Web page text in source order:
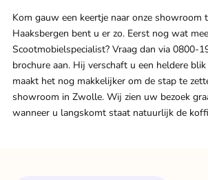
Kom gauw een keertje naar onze showroom
Haaksbergen bent u er zo. Eerst nog wat
Scootmobielspecialist? Vraag dan via 0800-
brochure aan. Hij verschaft u een heldere
maakt het nog makkelijker om de stap te
showroom in Zwolle. Wij zien uw bezoek
wanneer u langskomt staat natuurlijk de